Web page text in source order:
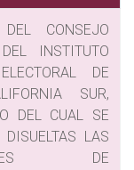
DEL CONSEJO
INSTITUTO
DE
SUR,
DEL CUAL SE
DISUELTAS LAS
DE